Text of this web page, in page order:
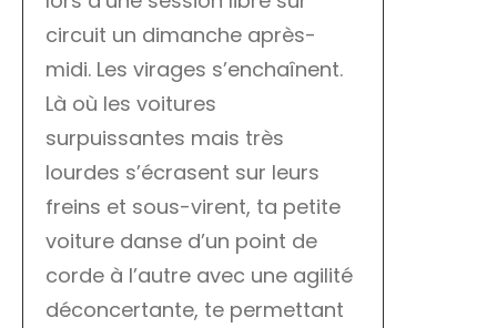
circuit un dimanche après-
midi. Les virages s’enchaînent.
Là où les voitures
surpuissantes mais très
lourdes s’écrasent sur leurs
freins et sous-virent, ta petite
voiture danse d’un point de
corde à l’autre avec une agilité
déconcertante, te permettant